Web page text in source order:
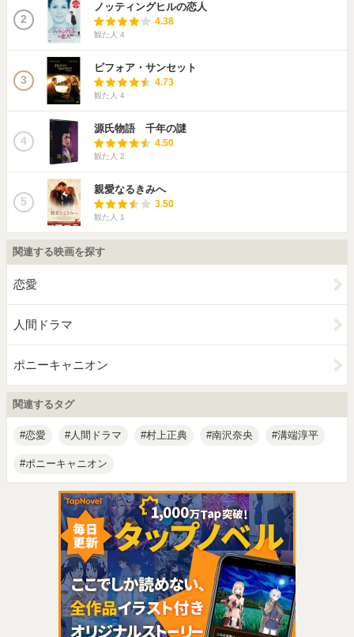
2
ノッティングヒルの恋人
4.38
観た人 4
3
ビフォア・サンセット
4.73
観た人 4
4
源氏物語 千年の謎
4.50
観た人 2
5
親愛なるきみへ
3.50
観た人 1
関連する映画を探す
恋愛
人間ドラマ
ポニーキャニオン
関連するタグ
恋愛 人間ドラマ 村上正典 南沢奈央 溝端淳平
ポニーキャニオン